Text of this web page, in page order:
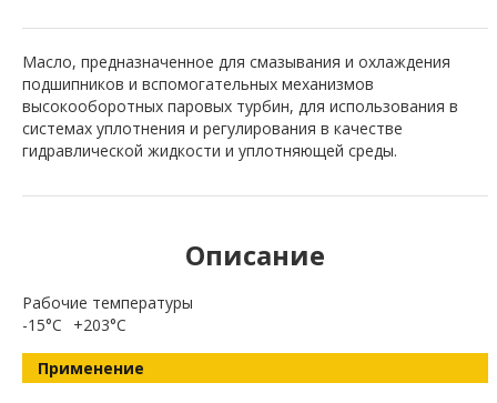
Масло, предназначенное для смазывания и охлаждения
подшипников и вспомогательных механизмов
высокооборотных паровых турбин, для использования в
системах уплотнения и регулирования в качестве
гидравлической жидкости и уплотняющей среды.
Описание
Рабочие температуры
-15°C
+203°C
Применение